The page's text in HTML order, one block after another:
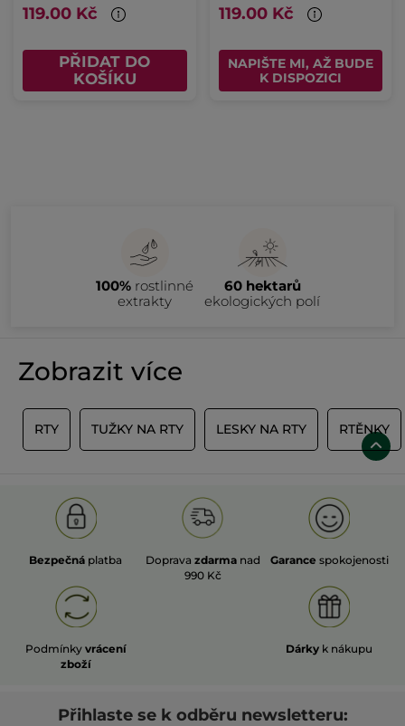
119.00 Kč
PŘIDAT DO
KOŠÍKU
119.00 Kč
NAPIŠTE MI, AŽ BUDE
K DISPOZICI
100% rostlinné
extrakty
60 hektarů
ekologických polí
Zobrazit více
RTY TUŽKY NA RTY LESKY NA RTY RTĚNKY
Bezpečná platba Doprava zdarma nad
990 Kč
Garance spokojenosti
Podmínky vrácení
zboží
Dárky k nákupu
Přihlaste se k odběru newsletteru: